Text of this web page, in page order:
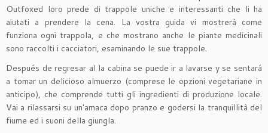
Outfoxed loro prede di trappole uniche e interessanti che li ha
aiutati a prendere la cena. La vostra guida vi mostrerà come
funziona ogni trappola, e che mostrano anche le piante medicinali
sono raccolti i cacciatori, esaminando le sue trappole.
Después de regresar al la cabina se puede ir a lavarse y se sentará
a tomar un delicioso almuerzo (comprese le opzioni vegetariane in
anticipo), che comprende tutti gli ingredienti di produzione locale.
Vai a rilassarsi su un'amaca dopo pranzo e godersi la tranquillità del
fiume ed i suoni della giungla.